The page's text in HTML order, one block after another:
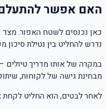
האם אפשר
כאן נכנסים לשטח האפור.
נדרש להחליט בין נטילת
במקרה של אותו מדריך טיולים
מבחינת גישה של לקוחות,
לאחר לבטים, הוא החליט לקחת